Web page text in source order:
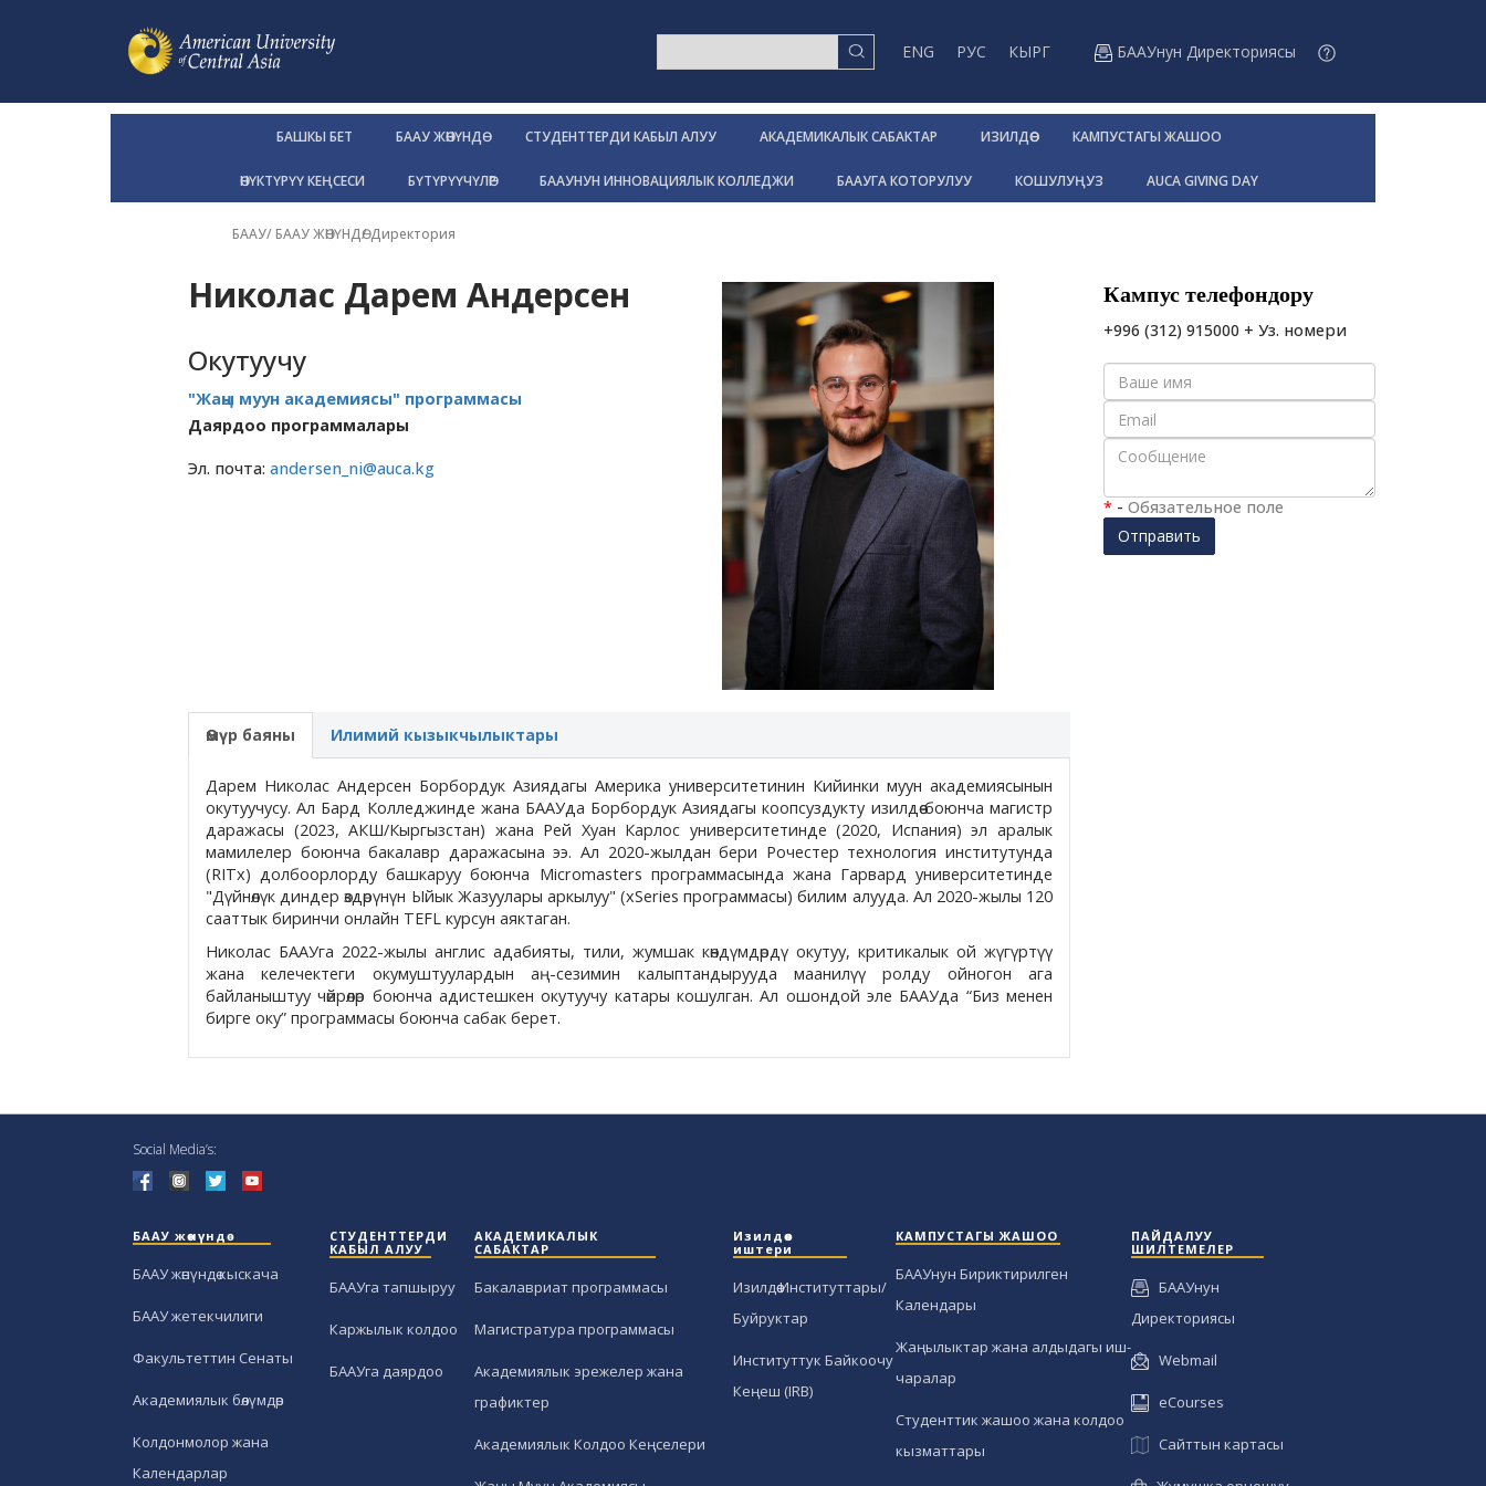
ENG РУС КЫРГ БААУнун Директориясы
БАШКЫ БЕТ БААУ ЖӨНҮНДӨ СТУДЕНТТЕРДИ КАБЫЛ АЛУУ АКАДЕМИКАЛЫК САБАКТАР ИЗИЛДӨӨ КАМПУСТАГЫ ЖАШОО
ӨНҮКТҮРҮҮ КЕҢСЕСИ БҮТҮРҮҮЧҮЛӨР БААУНУН ИННОВАЦИЯЛЫК КОЛЛЕДЖИ БААУГА КОТОРУЛУУ КОШУЛУҢУЗ AUCA GIVING DAY
БААУ/БААУ ЖӨНҮНДӨ/Директория
Николас Дарем Андерсен
Окутуучу
"Жаңы муун академиясы" программасы
Даярдоо программалары
Эл. почта: andersen_ni@auca.kg
Өмүр баяны Илимий кызыкчылыктары
Дарем Николас Андерсен Борбордук Азиядагы Америка университетинин Кийинки муун академиясынын
окутуучусу. Ал Бард Колледжинде жана БААУда Борбордук Азиядагы коопсуздукту изилдөө боюнча магистр
даражасы (2023, АКШ/Кыргызстан) жана Рей Хуан Карлос университетинде (2020, Испания) эл аралык
мамилелер боюнча бакалавр даражасына ээ. Ал 2020-жылдан бери Рочестер технология институтунда
(RITx) долбоорлорду башкаруу боюнча Micromasters программасында жана Гарвард университетинде
"Дүйнөлүк диндер өздөрүнүн Ыйык Жазуулары аркылуу" (xSeries программасы) билим алууда. Ал 2020-жылы 120
сааттык биринчи онлайн TEFL курсун аяктаган.
Николас БААУга 2022-жылы англис адабияты, тили, жумшак көндүмдөрдү окутуу, критикалык ой жүгүртүү
жана келечектеги окумуштуулардын аң-сезимин калыптандырууда маанилүү ролду ойногон ага
байланыштуу чөйрөлөр боюнча адистешкен окутуучу катары кошулган. Ал ошондой эле БААУда “Биз менен
бирге оку” программасы боюнча сабак берет.
Кампус телефондору
+996 (312) 915000 + Уз. номери
* - Обязательное поле
Отправить
Social Media’s:
БААУ жөнүндө
БААУ жөнүндө кыскача
БААУ жетекчилиги
Факультеттин Сенаты
Академиялык бөлүмдөр
Колдонмолор жана
Календарлар
СТУДЕНТТЕРДИ
КАБЫЛ АЛУУ
БААУга тапшыруу
Каржылык колдоо
БААУга даярдоо
АКАДЕМИКАЛЫК
САБАКТАР
Бакалавриат программасы
Магистратура программасы
Академиялык эрежелер жана
графиктер
Академиялык Колдоо Кеңселери
Изилдөө
иштери
Изилдөө Институттары/
Буйруктар
Институттук Байкоочу
Кеңеш (IRB)
КАМПУСТАГЫ ЖАШОО
БААУнун Бириктирилген
Календары
Жаңылыктар жана алдыдагы иш-
чаралар
Студенттик жашоо жана колдоо
кызматтары
ПАЙДАЛУУ
ШИЛТЕМЕЛЕР
БААУнун
Директориясы
Webmail
eCourses
Сайттын картасы